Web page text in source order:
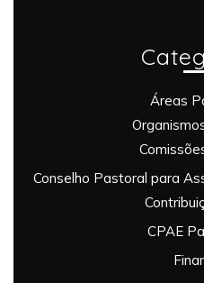
Áreas
Conselho Pastoral para
CPAE